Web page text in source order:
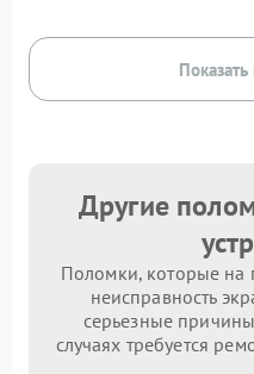
Другие
Поломки, которые на
неисправность
серьезные
случаях требуется